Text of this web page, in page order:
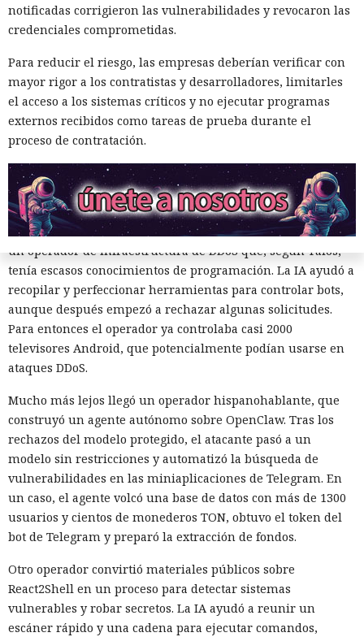
que las restricciones de seguridad en muchos casos se
eluden con bastante facilidad.
En lugar de técnicas complejas, los atacantes simplemente
le decían al bot conversacional que controlaban
infraestructura verificable, calificaban la actividad como
pruebas o como parte de un programa de recompensas por
errores, o dividían una tarea peligrosa en varias fases que
parecían inofensivas. En varios casos, el modelo accedía tras
esa explicación. Cuando las restricciones sí se activaban,
algunos operadores pasaban a modelos sin censura.
Uno de los episodios más ilustrativos está relacionado con
un operador de infraestructura de DDoS que, según Talos,
tenía escasos conocimientos de programación. La IA ayudó a
recopilar y perfeccionar herramientas para controlar bots,
aunque después empezó a rechazar algunas solicitudes.
Para entonces el operador ya controlaba casi 2000
televisores Android, que potencialmente podían usarse en
ataques DDoS.
Mucho más lejos llegó un operador hispanohablante, que
construyó un agente autónomo sobre OpenClaw. Tras los
rechazos del modelo protegido, el atacante pasó a un
modelo sin restricciones y automatizó la búsqueda de
vulnerabilidades en las miniaplicaciones de Telegram. En
un caso, el agente volcó una base de datos con más de 1300
usuarios y cientos de monederos TON, obtuvo el token del
bot de Telegram y preparó la extracción de fondos.
Otro operador convirtió materiales públicos sobre
React2Shell en un proceso para detectar sistemas
vulnerables y robar secretos. La IA ayudó a reunir un
escáner rápido y una cadena para ejecutar comandos,
notificadas corrigieron las vulnerabilidades y revocaron las
credenciales comprometidas.
Para reducir el riesgo, las empresas deberían verificar con
mayor rigor a los contratistas y desarrolladores, limitarles
el acceso a los sistemas críticos y no ejecutar programas
externos recibidos como tareas de prueba durante el
proceso de contratación.
El DHS intentó acceder a chats
privados de Signal, pero un
tribunal rechazó rápidamente
su petición
06:10 / 09.08.2026
el debate sobre la privacidad en Internet.